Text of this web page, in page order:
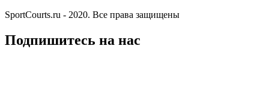
SportCourts.ru - 2020. Все права защищены
Подпишитесь на нас